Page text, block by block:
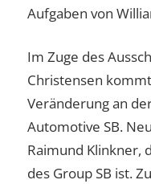
Aufgaben von
Im Zuge des
Christensen
Veränderung an
Automotive SB.
Raimund Klinkner,
des Group SB ist.